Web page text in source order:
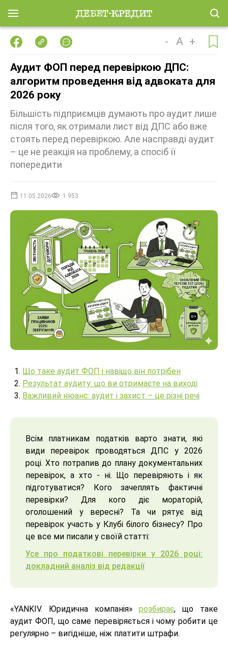
- A +
Аудит ФОП перед перевіркою ДПС:
алгоритм проведення від адвоката для
2026 року
Більшість підприємців думають про аудит лише
після того, як отримали лист від ДПС або вже
стоять перед перевіркою. Але насправді аудит
– це не реакція на проблему, а спосіб її
попередити
11.05.2026 1 953
Що таке аудит ФОП і навіщо він потрібен
Результат аудиту: що ви отримаєте на виході
Важливий нюанс: аудит і захист – це різні речі
Всім платникам податків варто знати, які
види перевірок проводяться ДПС у 2026
році. Хто потрапив до плану документальних
перевірок, а хто - ні. Що перевіряють і як
підготуватися? Кого зачеплять фактичні
перевірки? Для кого діє мораторій,
оголошений у вересні? Та чи рятує від
перевірок участь у Клубі білого бізнесу? Про
це все ми писали у своїй статті:
Усе про податкові перевірки у 2026 році:
докладний аналіз від редакції
«YANKIV. Юридична компанія»розбирає, що таке
аудит ФОП, що саме перевіряється і чому робити це
регулярно – вигідніше, ніж платити штрафи.